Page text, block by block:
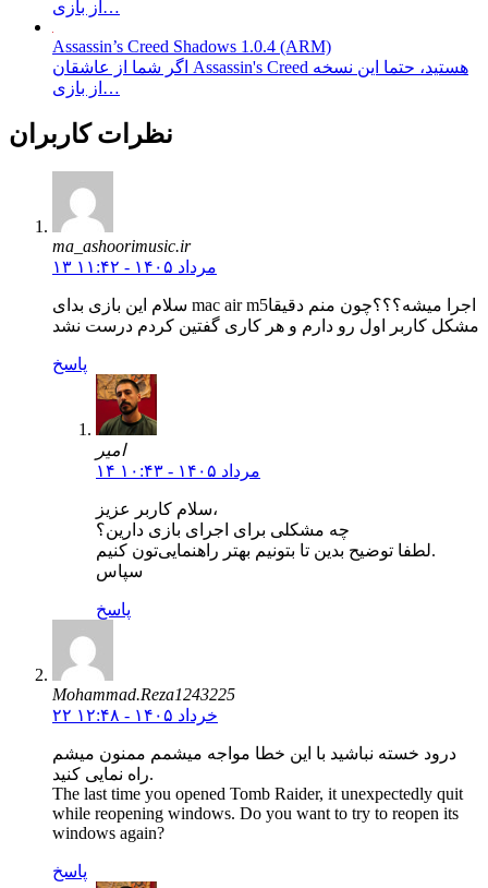
از بازی…
Assassin’s Creed Shadows 1.0.4 (ARM)
اگر شما از عاشقان Assassin's Creed هستید، حتما این نسخه
از بازی…
نظرات کاربران
ma_ashoorimusic.ir
۱۳ مرداد ۱۴۰۵ - ۱۱:۴۲
سلام این بازی بدای mac air m5اجرا میشه؟؟؟چون منم دقیقا
مشکل کاربر اول رو دارم و هر کاری گفتین کردم درست نشد
پاسخ
امیر
۱۴ مرداد ۱۴۰۵ - ۱۰:۴۳
سلام کاربر عزیز،
چه مشکلی برای اجرای بازی دارین؟
لطفا توضیح بدین تا بتونیم بهتر راهنمایی‌تون کنیم.
سپاس
پاسخ
Mohammad.Reza1243225
۲۲ خرداد ۱۴۰۵ - ۱۲:۴۸
درود خسته نباشید با این خطا مواجه میشمم ممنون میشم
راه نمایی کنید.
The last time you opened Tomb Raider, it unexpectedly quit
while reopening windows. Do you want to try to reopen its
windows again?
پاسخ